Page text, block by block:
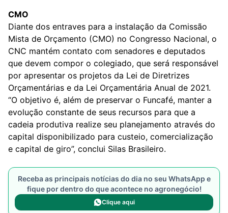
CMO
Diante dos entraves para a instalação da Comissão
Mista de Orçamento (CMO) no Congresso Nacional, o
CNC mantém contato com senadores e deputados
que devem compor o colegiado, que será responsável
por apresentar os projetos da Lei de Diretrizes
Orçamentárias e da Lei Orçamentária Anual de 2021.
“O objetivo é, além de preservar o Funcafé, manter a
evolução constante de seus recursos para que a
cadeia produtiva realize seu planejamento através do
capital disponibilizado para custeio, comercialização
e capital de giro”, conclui Silas Brasileiro.
Receba as principais notícias do dia no seu WhatsApp e
fique por dentro do que acontece no agronegócio!
Clique aqui